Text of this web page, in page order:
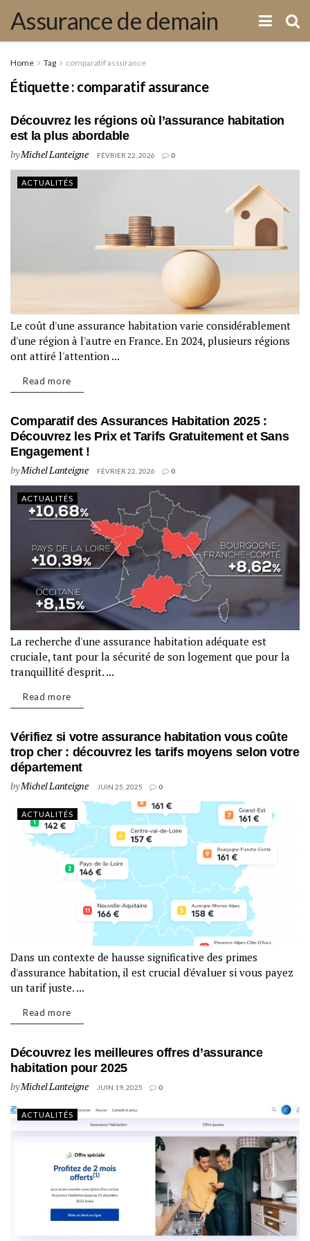
Assurance de demain
Home Tag comparatif assurance
Étiquette : comparatif assurance
Découvrez les régions où l’assurance habitation
est la plus abordable
byMichel Lanteigne FÉVRIER 22, 2026 0
ACTUALITÉS
Le coût d'une assurance habitation varie considérablement
d'une région à l'autre en France. En 2024, plusieurs régions
ont attiré l'attention ...
Read more
Comparatif des Assurances Habitation 2025 :
Découvrez les Prix et Tarifs Gratuitement et Sans
Engagement !
byMichel Lanteigne FÉVRIER 22, 2026 0
ACTUALITÉS
La recherche d'une assurance habitation adéquate est
cruciale, tant pour la sécurité de son logement que pour la
tranquillité d'esprit. ...
Read more
Vérifiez si votre assurance habitation vous coûte
trop cher : découvrez les tarifs moyens selon votre
département
byMichel Lanteigne JUIN 25, 2025 0
ACTUALITÉS
Dans un contexte de hausse significative des primes
d'assurance habitation, il est crucial d'évaluer si vous payez
un tarif juste. ...
Read more
Découvrez les meilleures offres d’assurance
habitation pour 2025
byMichel Lanteigne JUIN 19, 2025 0
ACTUALITÉS